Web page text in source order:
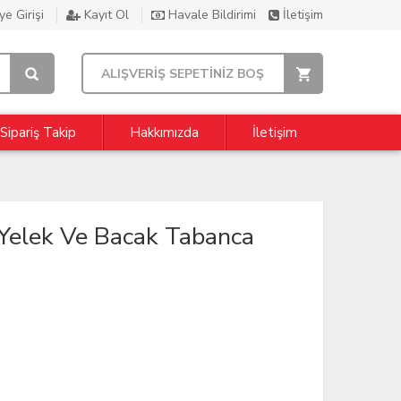
Girişi Kayıt Ol Havale Bildirimi İletişim
ALIŞVERİŞ SEPETİNİZ BOŞ
Sipariş Takip Hakkımızda İletişim
Ve Bacak Tabanca